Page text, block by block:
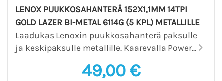
LENOX PUUKKOSAHANTERÄ 152X1,1MM 14TPI
GOLD LAZER BI-METAL 6114G (5 KPL) METALLILLE
Laadukas Lenoxin puukkosahanterä paksulle
ja keskipaksulle metallille. Kaarevalla Power...
49,00 €